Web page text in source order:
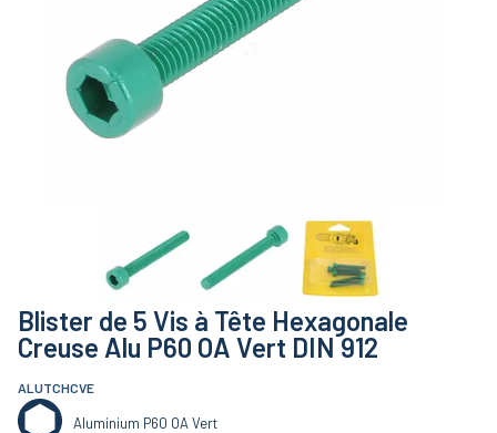
Blister de 5 Vis à Tête Hexagonale
Creuse Alu P60 OA Vert DIN 912
ALUTCHCVE
Aluminium P60 OA Vert